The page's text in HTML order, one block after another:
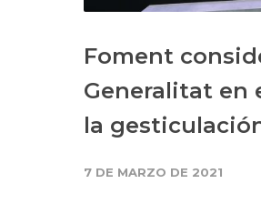
Foment
Generalitat en
la
7 DE MARZO DE 2021